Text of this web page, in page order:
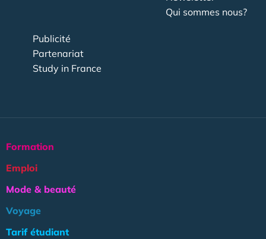
Qui sommes nous?
Publicité
Partenariat
Study in France
Formation
Emploi
Mode & beauté
Voyage
Tarif étudiant